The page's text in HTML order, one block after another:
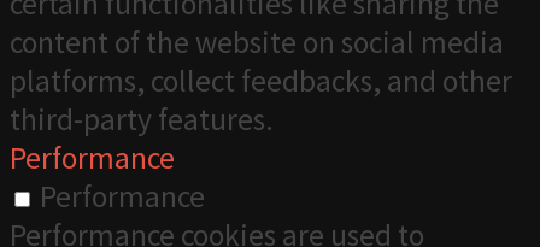
content of the website on social media
platforms, collect feedbacks, and other
third-party features.
Performance
Performance
Performance cookies are used to